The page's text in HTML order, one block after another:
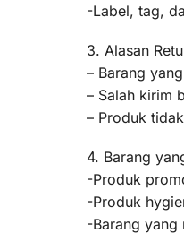
-Label, tag,
3. Alasan
– Barang
– Salah kirim
– Produk
4. Barang
-Produk
-Produk
-Barang yang